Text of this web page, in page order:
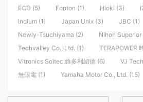
ECD (5)
Fonton (1) Hioki (3)
Indium (1)
Japan Unix (3) JBC (1)
Newly-Tsuchiyama (2)
Nihon Superior
Techvalley Co., Ltd. (1)
TERAPOWER
Vitronics Soltec 維多利紹德 (6)
VJ
無限電 (1)
Yamaha Motor Co., Ltd. (15)